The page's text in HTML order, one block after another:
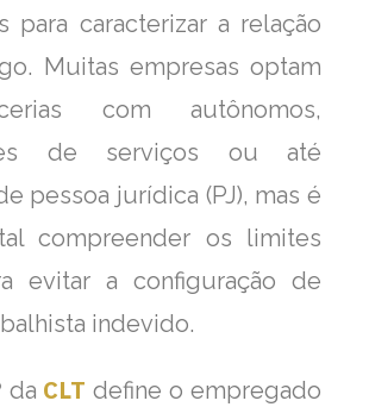
para caracterizar a relação
Muitas empresas optam
com autônomos,
de serviços ou até
pessoa jurídica (PJ), mas é
compreender os limites
evitar a configuração de
indevido.
da CLT define o empregado